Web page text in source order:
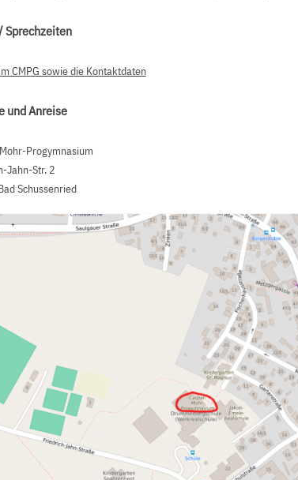
Sprechzeiten
CMPG sowie die Kontaktdaten
und Anreise
Progymnasium
Jahn-Str. 2
Schussenried